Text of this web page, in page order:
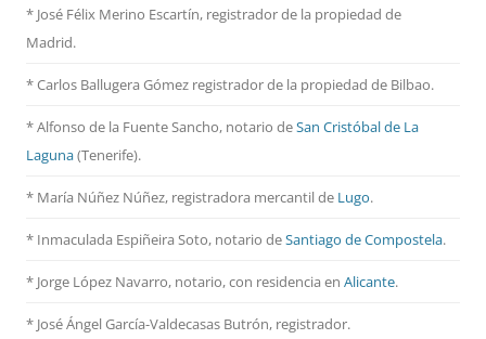
* José Félix Merino Escartín, registrador de la propiedad de
Madrid.
* Carlos Ballugera Gómez registrador de la propiedad de Bilbao.
* Alfonso de la Fuente Sancho, notario deSan Cristóbal de La
Laguna(Tenerife).
* María Núñez Núñez, registradora mercantil de Lugo.
* Inmaculada Espiñeira Soto, notario deSantiago de Compostela.
* Jorge López Navarro, notario, con residencia en Alicante.
* José Ángel García-Valdecasas Butrón, registrador.